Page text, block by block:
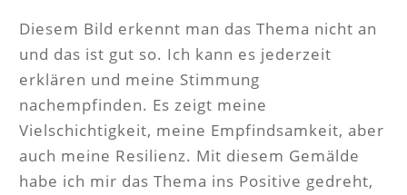
Diesem Bild erkennt man das Thema nicht an
und das ist gut so. Ich kann es jederzeit
erklären und meine Stimmung
nachempfinden. Es zeigt meine
Vielschichtigkeit, meine Empfindsamkeit, aber
auch meine Resilienz. Mit diesem Gemälde
habe ich mir das Thema ins Positive gedreht,